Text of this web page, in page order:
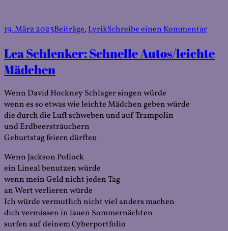
Veröffentlicht
19. März 2023Kategorien
Beiträge,LyrikSchreibe einen Kommentarzu
Lea Schlenker: Schnelle Autos/leichte
Mädchen
Wenn David Hockney Schlager singen würde
wenn es so etwas wie leichte Mädchen geben würde
die durch die Luft schweben und auf Trampolin
und Erdbeersträuchern
Geburtstag feiern dürften
Wenn Jackson Pollock
ein Lineal benutzen würde
wenn mein Geld nicht jeden Tag
an Wert verlieren würde
Ich würde vermutlich nicht viel anders machen
dich vermissen in lauen Sommernächten
surfen auf deinem Cyberportfolio